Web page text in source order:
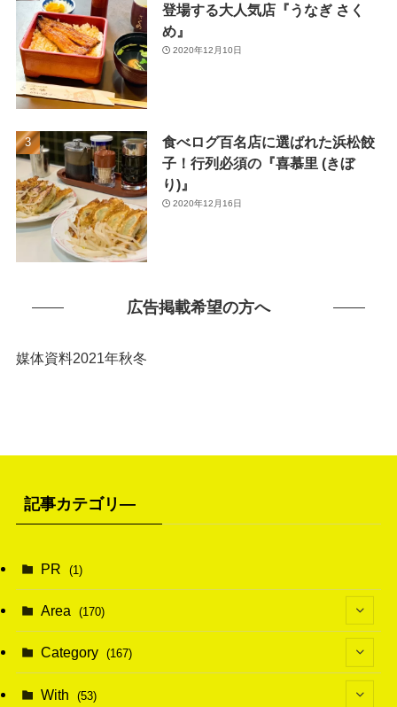
(1)
登場する大人気店『うなぎ さく
め』
2020年12月10日
食べログ百名店に選ばれた浜松餃
子！行列必須の『喜慕里 (きぼ
り)』
2020年12月16日
広告掲載希望の方へ
媒体資料2021年秋冬
記事カテゴリ―
PR (1)
Area (170)
(1)
Category (167)
With (53)